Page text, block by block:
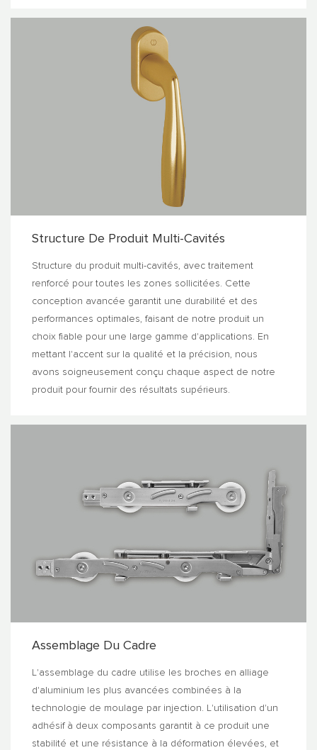
Structure De Produit Multi-Cavités
Structure du produit multi-cavités, avec traitement
renforcé pour toutes les zones sollicitées. Cette
conception avancée garantit une durabilité et des
performances optimales, faisant de notre produit un
choix fiable pour une large gamme d'applications. En
mettant l'accent sur la qualité et la précision, nous
avons soigneusement conçu chaque aspect de notre
produit pour fournir des résultats supérieurs.
Assemblage Du Cadre
L'assemblage du cadre utilise les broches en alliage
d'aluminium les plus avancées combinées à la
technologie de moulage par injection. L'utilisation d'un
adhésif à deux composants garantit à ce produit une
stabilité et une résistance à la déformation élevées, et